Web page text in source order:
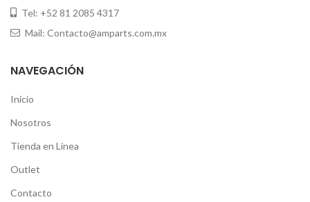
Tel: +52 81 2085 4317
Mail: Contacto@amparts.com.mx
NAVEGACIÓN
Inicio
Nosotros
Tienda en Línea
Outlet
Contacto